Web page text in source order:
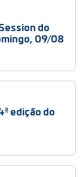
do
09/08
edição do